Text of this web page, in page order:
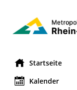
Startseite
Kalender